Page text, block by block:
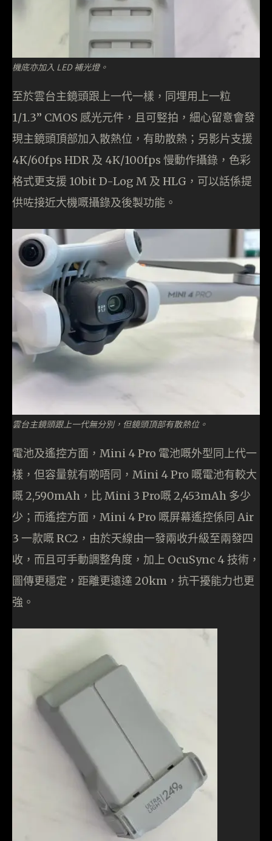
機底亦加入 LED 補光燈。
至於雲台主鏡頭跟上一代一樣，同埋用上一粒
1/1.3” CMOS 感光元件，且可竪拍，細心留意會發
現主鏡頭頂部加入散熱位，有助散熱；另影片支援
4K/60fps HDR 及 4K/100fps 慢動作攝錄，色彩
格式更支援 10bit D-Log M 及 HLG，可以話係提
供咗接近大機嘅攝錄及後製功能。
雲台主鏡頭跟上一代無分別，但鏡頭頂部有散熱位。
電池及遙控方面，Mini 4 Pro 電池嘅外型同上代一
樣，但容量就有啲唔同，Mini 4 Pro 嘅電池有較大
嘅 2,590mAh，比 Mini 3 Pro嘅 2,453mAh 多少
少；而遙控方面，Mini 4 Pro 嘅屏幕遙控係同 Air
3 一款嘅 RC2，由於天線由一發兩收升級至兩發四
收，而且可手動調整角度，加上 OcuSync 4 技術，
圖傳更穩定，距離更遠達 20km，抗干擾能力也更
強。